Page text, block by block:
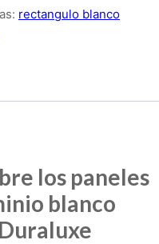
rectangulo blanco
los paneles
blanco